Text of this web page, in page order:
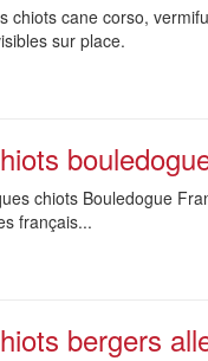
chiots cane corso,
sur place.
chiots Bouledogue
français...
bergers